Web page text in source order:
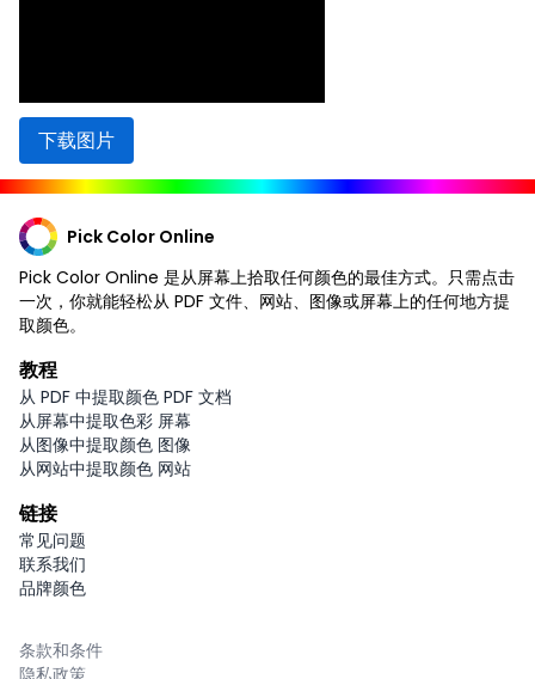
下载图片
Pick Color Online
Pick Color Online 是从屏幕上拾取任何颜色的最佳方式。只需点击
一次，你就能轻松从 PDF 文件、网站、图像或屏幕上的任何地方提
取颜色。
教程
从 PDF 中提取颜色 PDF 文档
从屏幕中提取色彩 屏幕
从图像中提取颜色 图像
从网站中提取颜色 网站
链接
常见问题
联系我们
品牌颜色
条款和条件
隐私政策